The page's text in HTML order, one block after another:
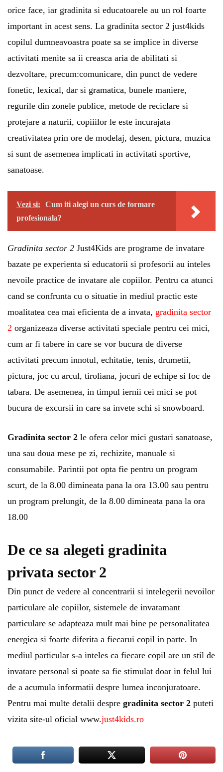
orice face, iar gradinita si educatoarele au un rol foarte
important in acest sens. La gradinita sector 2 just4kids
copilul dumneavoastra poate sa se implice in diverse
activitati menite sa ii creasca aria de abilitati si
dezvoltare, precum:comunicare, din punct de vedere
fonetic, lexical, dar si gramatica, bunele maniere,
regurile din zonele publice, metode de reciclare si
protejare a naturii, copiiilor le este incurajata
creativitatea prin ore de modelaj, desen, pictura, muzica
si sunt de asemenea implicati in activitati sportive,
sanatoase.
Vezi si:
Cum iti alegi un curs de formare
profesionala?
Gradinita sector 2 Just4Kids are programe de invatare
bazate pe experienta si educatorii si profesorii au inteles
nevoile practice de invatare ale copiilor. Pentru ca atunci
cand se confrunta cu o situatie in mediul practic este
moalitatea cea mai eficienta de a invata, gradinita sector
2 organizeaza diverse activitati speciale pentru cei mici,
cum ar fi tabere in care se vor bucura de diverse
activitati precum innotul, echitatie, tenis, drumetii,
pictura, joc cu arcul, tiroliana, jocuri de echipe si foc de
tabara. De asemenea, in timpul iernii cei mici se pot
bucura de excursii in care sa invete schi si snowboard.
Gradinita sector 2 le ofera celor mici gustari sanatoase,
una sau doua mese pe zi, rechizite, manuale si
consumabile. Parintii pot opta fie pentru un program
scurt, de la 8.00 dimineata pana la ora 13.00 sau pentru
un program prelungit, de la 8.00 dimineata pana la ora
18.00
De ce sa alegeti gradinita
privata sector 2
Din punct de vedere al concentrarii si intelegerii nevoilor
particulare ale copiilor, sistemele de invatamant
particulare se adapteaza mult mai bine pe personalitatea
energica si foarte diferita a fiecarui copil in parte. In
mediul particular s-a inteles ca fiecare copil are un stil de
invatare personal si poate sa fie stimulat doar in felul lui
de a acumula informatii despre lumea inconjuratoare.
Pentru mai multe detalii despre gradinita sector 2 puteti
vizita site-ul oficial www.just4kids.ro